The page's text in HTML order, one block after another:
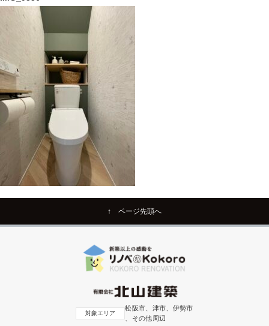
↑ ページ先頭へ
対象エリア
松阪市、津市、伊勢市
、その他周辺